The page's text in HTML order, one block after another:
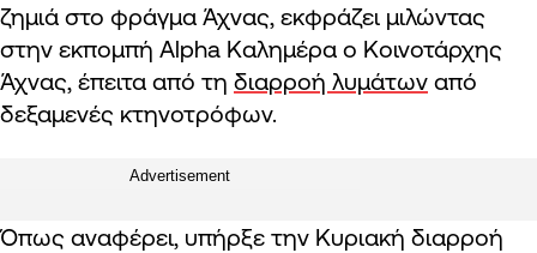
ζημιά στο φράγμα Άχνας, εκφράζει μιλώντας
στην εκπομπή Alpha Καλημέρα ο Κοινοτάρχης
Άχνας, έπειτα από τη διαρροή λυμάτων από
δεξαμενές κτηνοτρόφων.
Advertisement
Όπως αναφέρει, υπήρξε την Κυριακή διαρροή